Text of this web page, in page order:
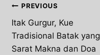
Post
navigation
PREVIOUS
Itak Gurgur, Kue
Tradisional Batak yang
Sarat Makna dan Doa